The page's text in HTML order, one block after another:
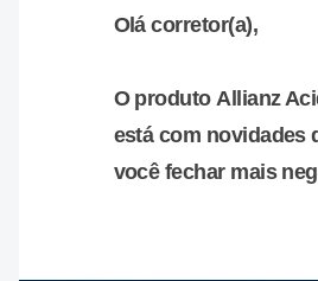
Olá corretor(a),
O produtoAllianz
está com novidades
você fechar mais